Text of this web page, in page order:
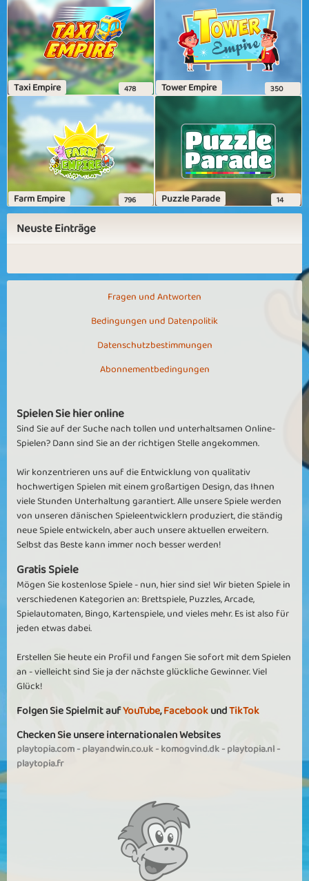
Taxi Empire 478 Tower Empire 350
Farm Empire 796 Puzzle Parade 14
Neuste Einträge
Fragen und Antworten
Bedingungen und Datenpolitik
Datenschutzbestimmungen
Abonnementbedingungen
Spielen Sie hier online
Sind Sie auf der Suche nach tollen und unterhaltsamen Online-
Spielen? Dann sind Sie an der richtigen Stelle angekommen.
Wir konzentrieren uns auf die Entwicklung von qualitativ
hochwertigen Spielen mit einem großartigen Design, das Ihnen
viele Stunden Unterhaltung garantiert. Alle unsere Spiele werden
von unseren dänischen Spieleentwicklern produziert, die ständig
neue Spiele entwickeln, aber auch unsere aktuellen erweitern.
Selbst das Beste kann immer noch besser werden!
Gratis Spiele
Mögen Sie kostenlose Spiele - nun, hier sind sie! Wir bieten Spiele in
verschiedenen Kategorien an: Brettspiele, Puzzles, Arcade,
Spielautomaten, Bingo, Kartenspiele, und vieles mehr. Es ist also für
jeden etwas dabei.
Erstellen Sie heute ein Profil und fangen Sie sofort mit dem Spielen
an - vielleicht sind Sie ja der nächste glückliche Gewinner. Viel
Glück!
Folgen Sie Spielmit aufYouTube,FacebookundTikTok
Checken Sie unsere internationalen Websites
playtopia.com-playandwin.co.uk-komogvind.dk-playtopia.nl-
playtopia.fr